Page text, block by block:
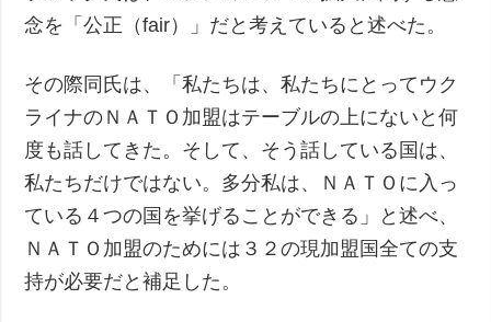
念を「公正（fair）」だと考えていると述べた。
その際同氏は、「私たちは、私たちにとってウク
ライナのＮＡＴＯ加盟はテーブルの上にないと何
度も話してきた。そして、そう話している国は、
私たちだけではない。多分私は、ＮＡＴＯに入っ
ている４つの国を挙げることができる」と述べ、
ＮＡＴＯ加盟のためには３２の現加盟国全ての支
持が必要だと補足した。